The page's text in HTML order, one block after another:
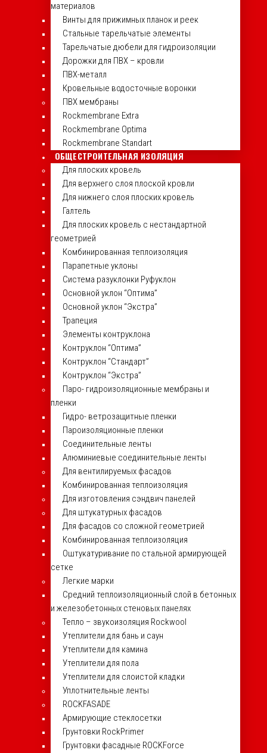
материалов
Винты для прижимных планок и реек
Стальные тарельчатые элементы
Тарельчатые дюбели для гидроизоляции
Дорожки для ПВХ – кровли
ПВХ-металл
Кровельные водосточные воронки
ПВХ мембраны
Rockmembrane Extra
Rockmembrane Optima
Rockmembrane Standart
ОБЩЕСТРОИТЕЛЬНАЯ ИЗОЛЯЦИЯ
Для плоских кровель
Для верхнего слоя плоской кровли
Для нижнего слоя плоских кровель
Галтель
Для плоских кровель с нестандартной
геометрией
Комбинированная теплоизоляция
Парапетные уклоны
Система разуклонки Руфуклон
Основной уклон “Оптима”
Основной уклон “Экстра”
Трапеция
Элементы контруклона
Контруклон “Оптима”
Контруклон “Стандарт”
Контруклон “Экстра”
Паро- гидроизоляционные мембраны и
пленки
Гидро- ветрозащитные пленки
Пароизоляционные пленки
Соединительные ленты
Алюминиевые соединительные ленты
Для вентилируемых фасадов
Комбинированная теплоизоляция
Для изготовления сэндвич панелей
Для штукатурных фасадов
Для фасадов со сложной геометрией
Комбинированная теплоизоляция
Оштукатуривание по стальной армирующей
сетке
Легкие марки
Средний теплоизоляционный слой в бетонных
и железобетонных стеновых панелях
Тепло – звукоизоляция Rockwool
Утеплители для бань и саун
Утеплители для камина
Утеплители для пола
Утеплители для слоистой кладки
Уплотнительные ленты
ROCKFASADE
Армирующие стеклосетки
Грунтовки RockPrimer
Грунтовки фасадные ROCKForce